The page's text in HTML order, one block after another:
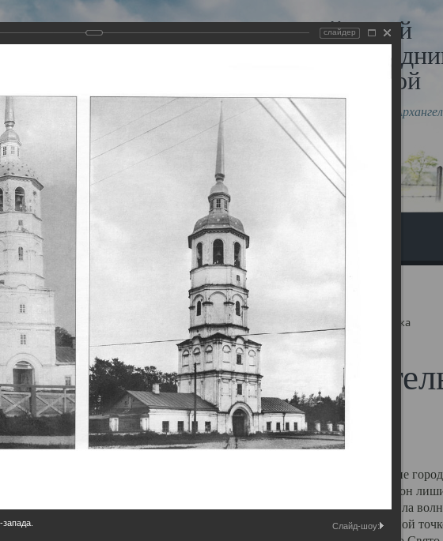
Виртуальный музей
Новомучеников и
Земли Архангельской
Сайт создан по благословлению митрополита
и Холмогорского Даниила
Галерея
Храмы-мученики Архангельска Свято-Троицкий собор Архангельска
Троицкий собор
собор Архангельска
можем говорить, что Архангельск в большей мере, чем другие губернские
целенаправленных систематических разрушений, в результате которых он
архитектуры. Больше всего по старому Архангельску ударила
с религией, набравшая особую силу в конце 20 –х годов. Отправной
слайдер
Слайд-шоу: